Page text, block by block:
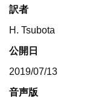
訳者
H. Tsubota
公開日
2019/07/13
音声版